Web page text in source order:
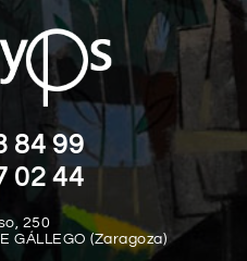
84 99
02 44
250
GÁLLEGO (Zaragoza)